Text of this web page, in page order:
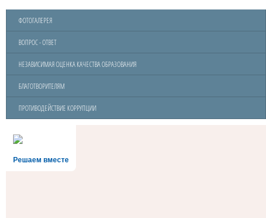
ФОТОГАЛЕРЕЯ
ВОПРОС - ОТВЕТ
НЕЗАВИСИМАЯ ОЦЕНКА КАЧЕСТВА ОБРАЗОВАНИЯ
БЛАГОТВОРИТЕЛЯМ
ПРОТИВОДЕЙСТВИЕ КОРРУПЦИИ
Решаем вместе